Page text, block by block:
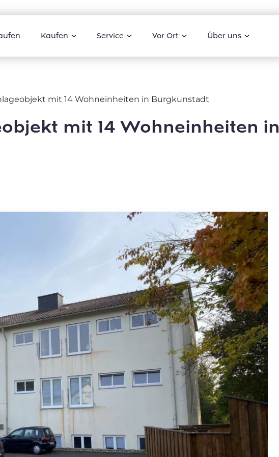
Kaufen Service Vor Ort Über uns
mit 14 Wohneinheiten in Burgkunstadt
mit 14 Wohneinheiten in